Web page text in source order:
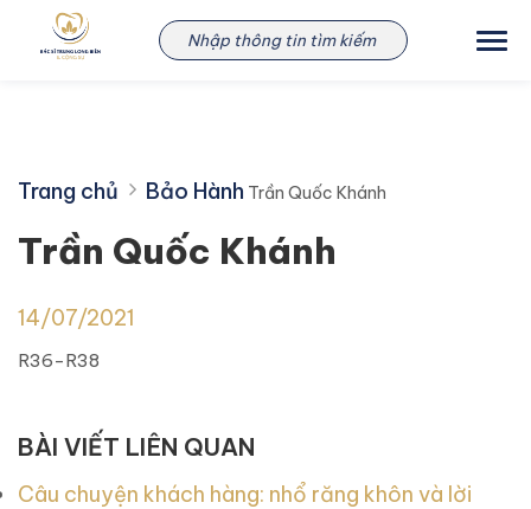
Trần Quốc Khánh
Trang chủ Bảo Hành Trần Quốc Khánh
Trần Quốc Khánh
14/07/2021
R36-R38
BÀI VIẾT LIÊN QUAN
Câu chuyện khách hàng: nhổ răng khôn và lời